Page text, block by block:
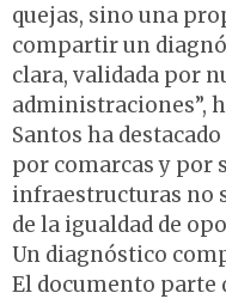
quejas, sino una
compartir un
clara, validada por
administraciones”,
Santos ha
por comarcas y por
infraestructuras no
de la igualdad de
Un diagnóstico
El documento parte